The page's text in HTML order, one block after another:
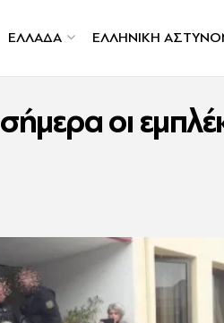
ΕΛΛΑΔΑ ΕΛΛΗΝΙΚΗ
οι